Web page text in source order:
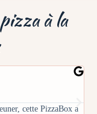
à la
cette PizzaBox a